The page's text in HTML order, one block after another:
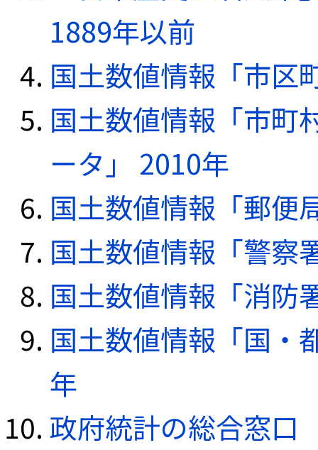
1889年以前
国土数値情報「市区
国土数値情報「市町
ータ」 2010年
国土数値情報「郵便
国土数値情報「警察
国土数値情報「消防
国土数値情報「国・
年
政府統計の総合窓口